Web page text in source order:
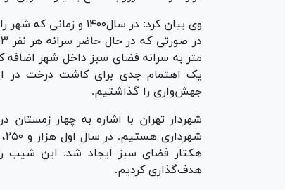
یک اهتمام جدی برای کاشت درخت در
جهش‌واری را گذاشتیم.
هکتار فضای سبز ایجاد شد. این شیب را
هدف‌گذاری کردیم.